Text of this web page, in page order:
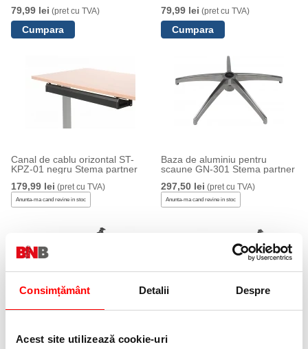
Consimțământ Detalii Despre
Acest site utilizează cookie-uri
79,99 lei (pret cu TVA)
79,99 lei (pret cu TVA)
Canal de cablu orizontal ST-
KPZ-01 negru Stema partner
179,99 lei (pret cu TVA)
Anunta-ma cand revine in stoc
Baza de aluminiu pentru
scaune GN-301 Stema partner
297,50 lei (pret cu TVA)
Anunta-ma cand revine in stoc
Stema partner
Stema partner